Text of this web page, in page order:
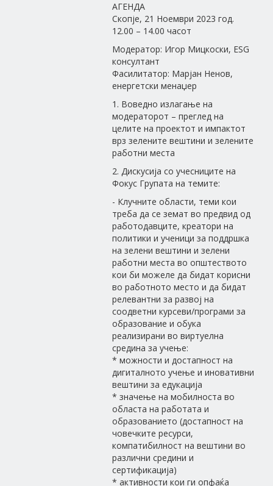
АГЕНДА
Скопје, 21 Ноември 2023 год.
12.00 – 14.00 часот
Модератор: Игор Мицкоски, ESG
консултант
Фасилитатор: Марјан Ненов,
енергетски менаџер
1. Воведно излагање на
модераторот – преглед на
целите на проектот и импактот
врз зелените вештини и зелените
работни места
2. Дискусија со учесниците на
Фокус Групата на темите:
- Клучните области, теми кои
треба да се земат во предвид од
работодавците, креатори на
политики и ученици за поддршка
на зелени вештини и зелени
работни места во општеството
кои би можеле да бидат корисни
во работното место и да бидат
релевантни за развој на
соодветни курсеви/програми за
образование и обука
реализирани во виртуелна
средина за учење:
* можности и достапност на
дигиталното учење и иновативни
вештини за едукација
* значење на мобилноста во
областа на работата и
образованието (достапност на
човечките ресурси,
компатибилност на вештини во
различни средини и
сертификација)
* активности кои ги опфаќа